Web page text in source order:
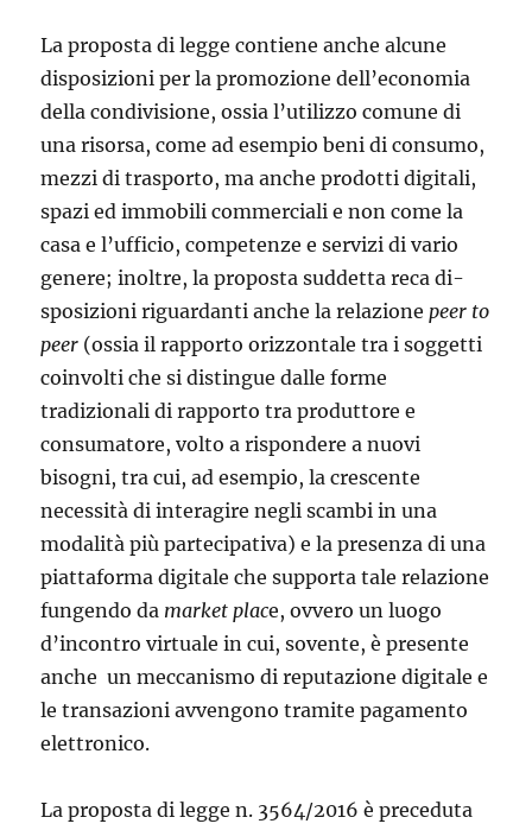
La proposta di legge contiene anche alcune
disposizioni per la promo­zione dell’economia
della condivisione, ossia l’utilizzo comune di
una ri­sorsa, come ad esempio beni di consumo,
mezzi di trasporto, ma anche pro­dotti digitali,
spazi ed immobili commerciali e non come la
casa e l’ufficio, competenze e servizi di vario
genere; inoltre, la proposta suddetta reca di­
sposizioni riguardanti anche la relazionepeer to
peer (ossia il rapporto oriz­zontale tra i soggetti
coinvolti che si distingue dalle forme
tradizionali di rapporto tra produttore e
consumatore, volto a rispondere a nuovi
bisogni, tra cui, ad esempio, la crescente
necessità di interagire negli scambi in una
modalità più partecipativa) e la presenza di una
piattaforma digitale che supporta tale relazione
fungendo da market place, ovvero un luogo
d’incon­tro virtuale in cui, sovente, è presente
anche un meccanismo di reputazione digitale e
le transazioni avvengono tramite pagamento
elettronico.
La proposta di legge n. 3564/2016 è preceduta